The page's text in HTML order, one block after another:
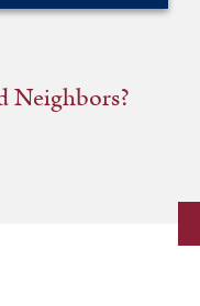
Neighbors?